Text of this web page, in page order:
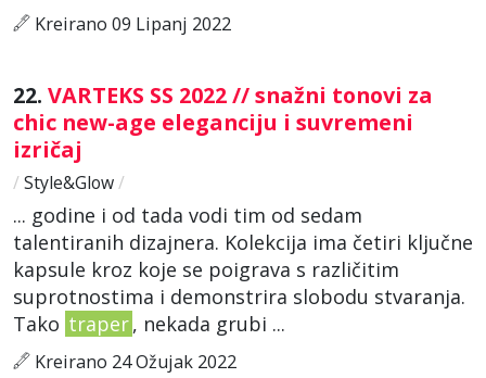
Kreirano 09 Lipanj 2022
22. VARTEKS SS 2022 // snažni tonovi za
chic new-age eleganciju i suvremeni
izričaj
/ Style&Glow/
... godine i od tada vodi tim od sedam
talentiranih dizajnera. Kolekcija ima četiri ključne
kapsule kroz koje se poigrava s različitim
suprotnostima i demonstrira slobodu stvaranja.
Tako traper, nekada grubi ...
Kreirano 24 Ožujak 2022